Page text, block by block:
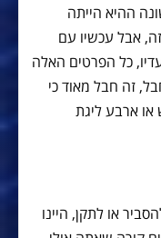
ההיא הייתה
אבל עכשיו עם
כל הפרטים האלה
זה חבל מאוד כי
או ארבע ליגת
או לתקן, היינו